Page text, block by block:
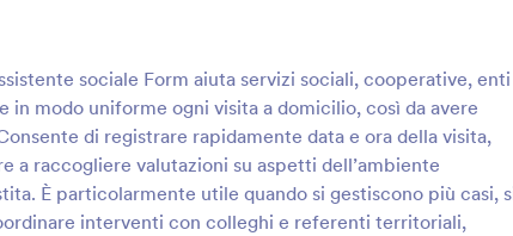
sociale Form aiuta servizi sociali, cooperative, enti
modo uniforme ogni visita a domicilio, così da avere
di registrare rapidamente data e ora della visita,
a raccogliere valutazioni su aspetti dell’ambiente
È particolarmente utile quando si gestiscono più casi,
interventi con colleghi e referenti territoriali,
Modulo Di Feedback Sul Lavoro Sociale
: